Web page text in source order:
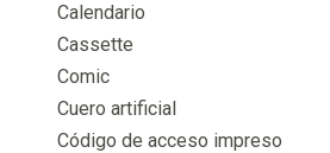
Calendario
Cassette
Comic
Cuero artificial
Código de acceso impreso